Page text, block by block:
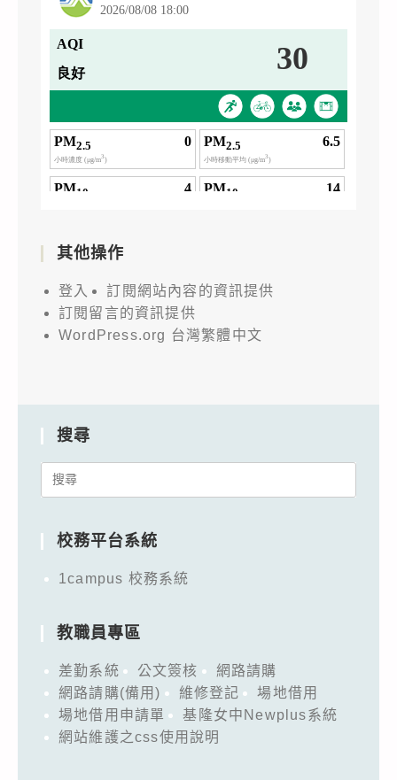
其他操作
登入
訂閱網站內容的資訊提供
訂閱留言的資訊提供
WordPress.org 台灣繁體中文
搜尋
Search
校務平台系統
1campus 校務系統
教職員專區
差勤系統 公文簽核
網路請購
網路請購(備用)
維修登記
場地借用
場地借用申請單
基隆女中Newplus系統
網站維護之css使用說明